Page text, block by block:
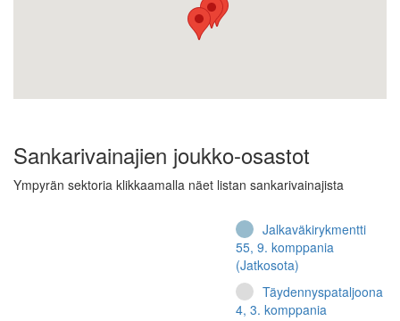
Sankarivainajien joukko-osastot
Ympyrän sektoria klikkaamalla näet listan sankarivainajista
Jalkaväkirykmentti
55, 9. komppania
(Jatkosota)
Täydennyspataljoona
4, 3. komppania